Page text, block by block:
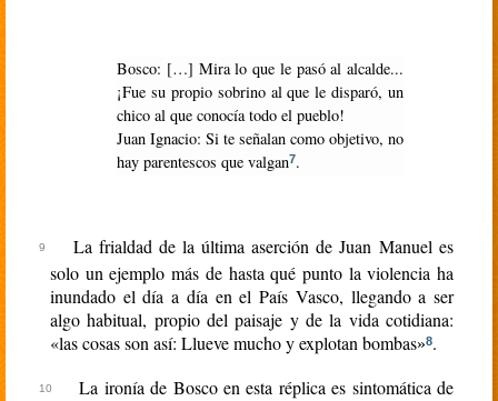
Bosco: […] Mira lo que le pasó al alcalde...
¡Fue su propio sobrino al que le disparó, un
chico al que conocía todo el pueblo!
Juan Ignacio: Si te señalan como objetivo, no
hay parentescos que valgan7.
La frialdad de la última aserción de Juan Manuel es
solo un ejemplo más de hasta qué punto la violencia ha
inundado el día a día en el País Vasco, llegando a ser
algo habitual, propio del paisaje y de la vida cotidiana:
«las cosas son así: Llueve mucho y explotan bombas»8.
La ironía de Bosco en esta réplica es sintomática de